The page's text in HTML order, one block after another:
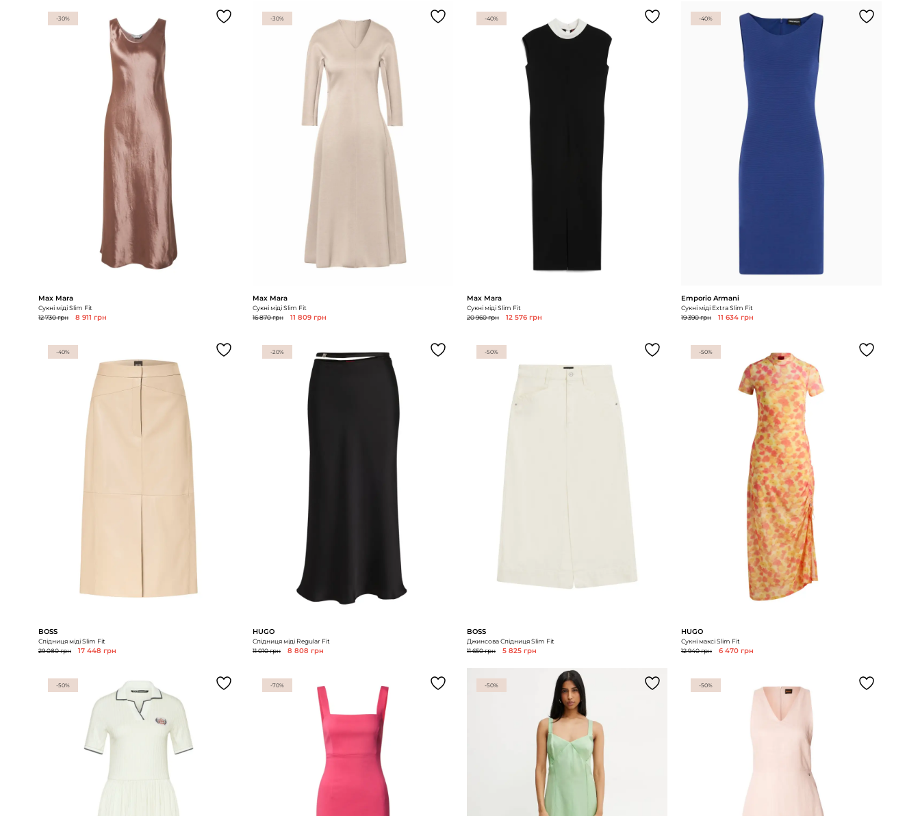
-30%
Max Mara
Сукні міді Slim Fit
12 730 грн
8 911 грн
-30%
Max Mara
Сукні міді Slim Fit
16 870 грн
11 809 грн
-40%
Max Mara
Сукні міді Slim Fit
20 960 грн
12 576 грн
-40%
Emporio Armani
Сукні міді Extra Slim Fit
19 390 грн
11 634 грн
-40%
BOSS
Спідниця міді Slim Fit
29 080 грн
17 448 грн
-20%
HUGO
Спідниця міді Regular Fit
11 010 грн
8 808 грн
-50%
BOSS
Джинсова Спідниця Slim Fit
11 650 грн
5 825 грн
-50%
HUGO
Сукні максі Slim Fit
12 940 грн
6 470 грн
-50% -70% -50% -50%